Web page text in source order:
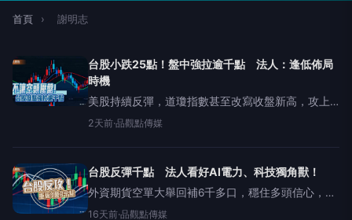
首頁 › 謝明志
台股小跌25點！盤中強拉逾千點 法人：逢低佈局
時機
美股持續反彈，道瓊指數甚至改寫收盤新高，攻上5
萬3178點，上漲1.3％，台積電ADR也上漲0.4％。
490點，但多頭強力抵抗，反而拉高1016點，由
2天前·品觀點傳媒
台股反彈千點 法人看好AI電力、科技獨角獸！
外資期貨空單大舉回補6千多口，穩住多頭信心，加
上日韓股市今天同步反彈，截至發稿為止，漲幅都
16天前·品觀點傳媒